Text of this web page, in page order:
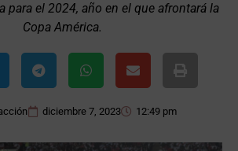
para el 2024, año en el que afrontará la
Copa América.
diciembre 7, 2023 12:49 pm